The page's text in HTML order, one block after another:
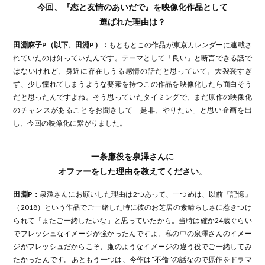
今回、『恋と友情のあいだで』を映像化作品として
選ばれた理由は？
田淵麻子P（以下、田淵P）： もともとこの作品が東京カレンダーに連載さ
れていたのは知っていたんです。テーマとして「良い」と断言できる話で
はないけれど、身近に存在しうる感情の話だと思っていて。大袈裟すぎ
ず、少し憧れてしまうような要素を持つこの作品を映像化したら面白そう
だと思ったんですよね。そう思っていたタイミングで、まだ原作の映像化
のチャンスがあることをお聞きして「是非、やりたい」と思い企画を出
し、今回の映像化に繋がりました。
一条廉役を泉澤さんに
オファーをした理由を教えてください。
田淵P： 泉澤さんにお願いした理由は2つあって、一つめは、以前『記憶』
（2018）という作品でご一緒した時に彼のお芝居の素晴らしさに惹きつけ
られて「またご一緒したいな」と思っていたから。当時は確か24歳ぐらい
でフレッシュなイメージが強かったんですよ。私の中の泉澤さんのイメー
ジがフレッシュだからこそ、廉のようなイメージの違う役でご一緒してみ
たかったんです。あともう一つは、今作は“不倫”の話なので原作をドラマ